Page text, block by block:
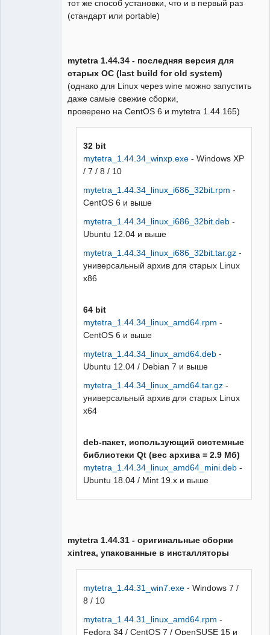
тот же способ установки, что и в первый раз
(стандарт или portable)
mytetra 1.44.34 - последняя версия для
старых ОС (last build for old system)
(однако для Linux через wine можно запустить
даже самые свежие сборки,
проверено на CentOS 6 и mytetra 1.44.165)
32 bit
mytetra_1.44.34_winxp.exe - Windows XP
/ 7 / 8 / 10
mytetra_1.44.34_linux_i686_32bit.rpm -
CentOS 6 и выше
mytetra_1.44.34_linux_i686_32bit.deb -
Ubuntu 12.04 и выше
mytetra_1.44.34_linux_i686_32bit.tar.gz -
универсальный архив для старых Linux
x86
64 bit
mytetra_1.44.34_linux_amd64.rpm -
CentOS 6 и выше
mytetra_1.44.34_linux_amd64.deb -
Ubuntu 12.04 / Debian 7 и выше
mytetra_1.44.34_linux_amd64.tar.gz -
универсальный архив для старых Linux
x64
deb-пакет, использующий системные
библиотеки Qt (вес архива = 2.9 Мб)
mytetra_1.44.34_linux_amd64_mini.deb -
Ubuntu 18.04 / Mint 19.x и выше
mytetra 1.44.31 - оригинальные сборки
xintrea, упакованные в инсталляторы
mytetra_1.44.31_win7.exe - Windows 7 /
8 / 10
mytetra_1.44.31_linux_amd64.rpm -
Fedora 34 / CentOS 7 / OpenSUSE 15 и